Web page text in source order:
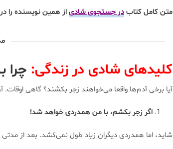
متن کامل کتابدر جستجوی شادیاز همین نویسنده را
کلیدهای شادی در زندگی: چرا
آیا برخی ‌‌آدم‌ها واقعا می‌خواهند زجر بكشند؟ گاهی
اگر زجر بكشم، با من همدردی خواهد شد!
شاید، اما همدردی دیگران زیاد طول نمی‌كشد. بعد از